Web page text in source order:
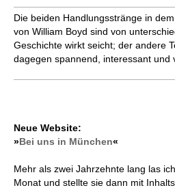
Die beiden Handlungsstränge in
von William Boyd sind von
Geschichte wirkt seicht; der andere
dagegen spannend, interessant und
Neue Website:
»Bei uns in München«
Mehr als zwei Jahrzehnte lang las
Monat und stellte sie dann mit